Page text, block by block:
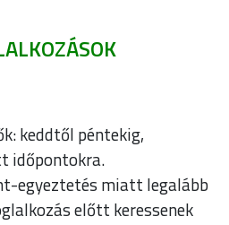
keddtől péntekig,
időpontokra.
egyeztetés miatt legalább
előtt keressenek